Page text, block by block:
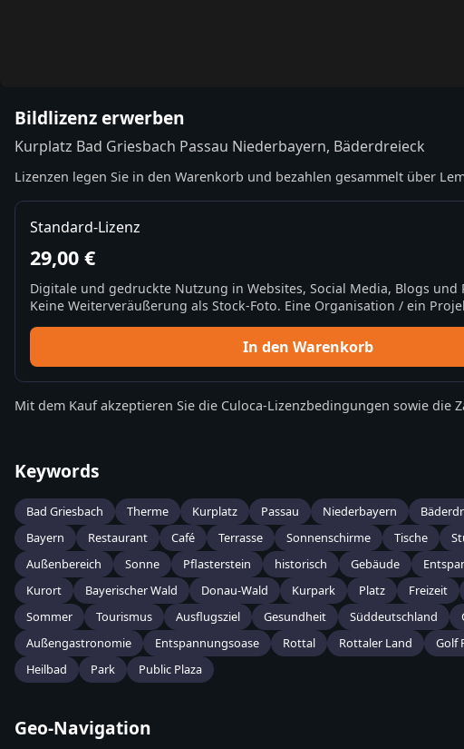
Bildlizenz erwerben
Kurplatz Bad Griesbach Passau Niederbayern, Bäderdreieck
Lizenzen legen Sie in den Warenkorb und bezahlen gesammelt über
Standard-Lizenz
29,00 €
Digitale und gedruckte Nutzung in Websites, Social Media, Blogs und
Keine Weiterveräußerung als Stock-Foto. Eine Organisation / ein
In den Warenkorb
Mit dem Kauf akzeptieren Sie die Culoca-Lizenzbedingungen sowie die
Keywords
Bad Griesbach Therme Kurplatz Passau Niederbayern
Bayern
Restaurant Café Terrasse Sonnenschirme Tische
Außenbereich
Sonne Pflasterstein historisch Gebäude
Kurort
Bayerischer Wald Donau-Wald Kurpark Platz Freizeit
Sommer
Tourismus Ausflugsziel Gesundheit Süddeutschland
Außengastronomie
Entspannungsoase Rottal Rottaler Land Golf
Heilbad
Park Public Plaza
Geo-Navigation